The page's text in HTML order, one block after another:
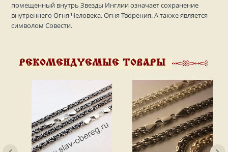
помещенный внутрь Звезды Инглии означает сохранение
внутреннего Огня Человека, Огня Творения. А также является
символом Совести.
РЕКОМЕНДУЕМЫЕ ТОВАРЫ